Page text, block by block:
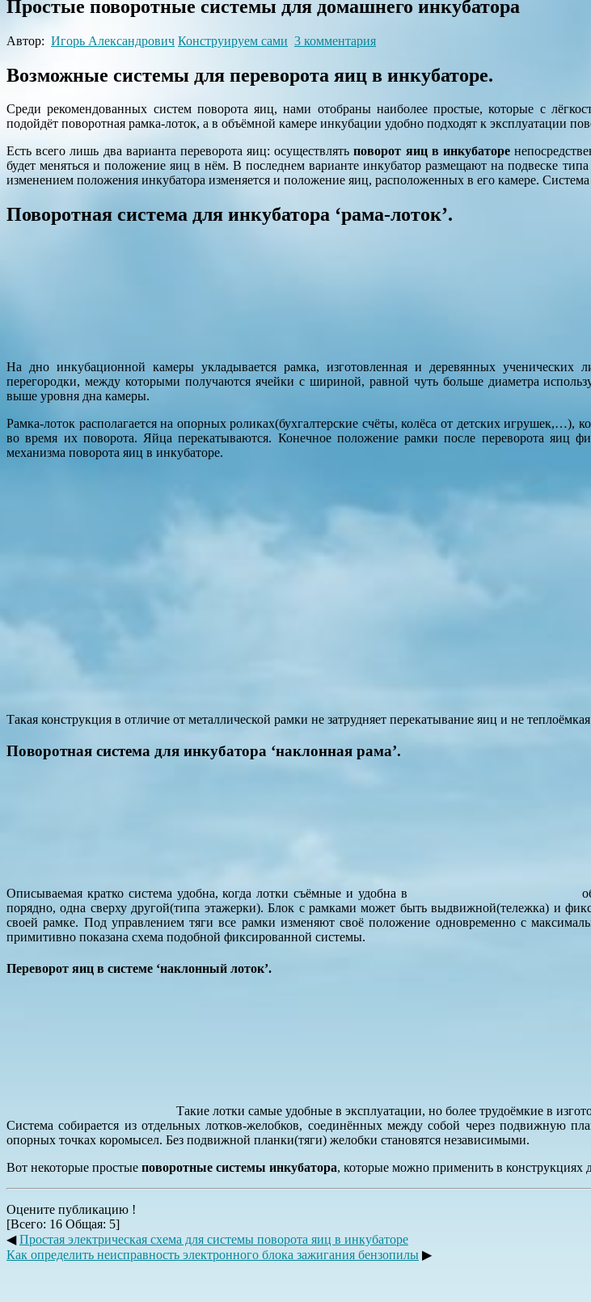
Простые поворотные системы для домашнего инкубатора
Автор: Игорь Александрович Конструируем сами 3 комментария
Возможные системы для переворота яиц в инкубаторе.
Среди рекомендованных систем поворота яиц, нами отобраны наиболее простые, которые с
подойдёт поворотная рамка-лоток, а в объёмной камере инкубации удобно подходят к эксплуатации
Есть всего лишь два варианта переворота яиц: осуществлятьповорот яиц в инкубаторе
будет меняться и положение яиц в нём. В последнем варианте инкубатор размещают на подвеске
изменением положения инкубатора изменяется и положение яиц, расположенных в его камере. Система
Поворотная система для инкубатора ‘рама-лоток’.
На дно инкубационной камеры укладывается рамка, изготовленная и деревянных ученических
перегородки, между которыми получаются ячейки с шириной, равной чуть больше диаметра
выше уровня дна камеры.
Рамка-лоток располагается на опорных роликах(бухгалтерские счёты, колёса от детских
во время их поворота. Яйца перекатываются. Конечное положение рамки после переворота яиц
механизма поворота яиц в инкубаторе.
Такая конструкция в отличие от металлической рамки не затрудняет перекатывание яиц и не
Поворотная система для инкубатора ‘наклонная рама’.
Описываемая кратко система удобна, когда лотки съёмные и удобна в
порядно, одна сверху другой(типа этажерки). Блок с рамками может быть выдвижной(тележка) и
своей рамке. Под управлением тяги все рамки изменяют своё положение одновременно с
примитивно показана схема подобной фиксированной системы.
Переворот яиц в системе ‘наклонный лоток’.
Такие лотки самые удобные в эксплуатации, но более трудоёмкие в
Система собирается из отдельных лотков-желобков, соединённых между собой через подвижную
опорных точках коромысел. Без подвижной планки(тяги) желобки становятся независимыми.
Вот некоторые простые поворотные системы инкубатора, которые можно применить в конструкциях
Оцените публикацию !
[Всего: 16 Общая: 5]
◀Простая электрическая схема для системы поворота яиц в инкубаторе
Как определить неисправность электронного блока зажигания бензопилы ▶